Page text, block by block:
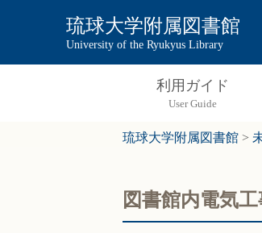
琉球大学附属図書館
University of the Ryukyus Library
利用ガイド
琉球大学附属図書館 >
図書館内電気